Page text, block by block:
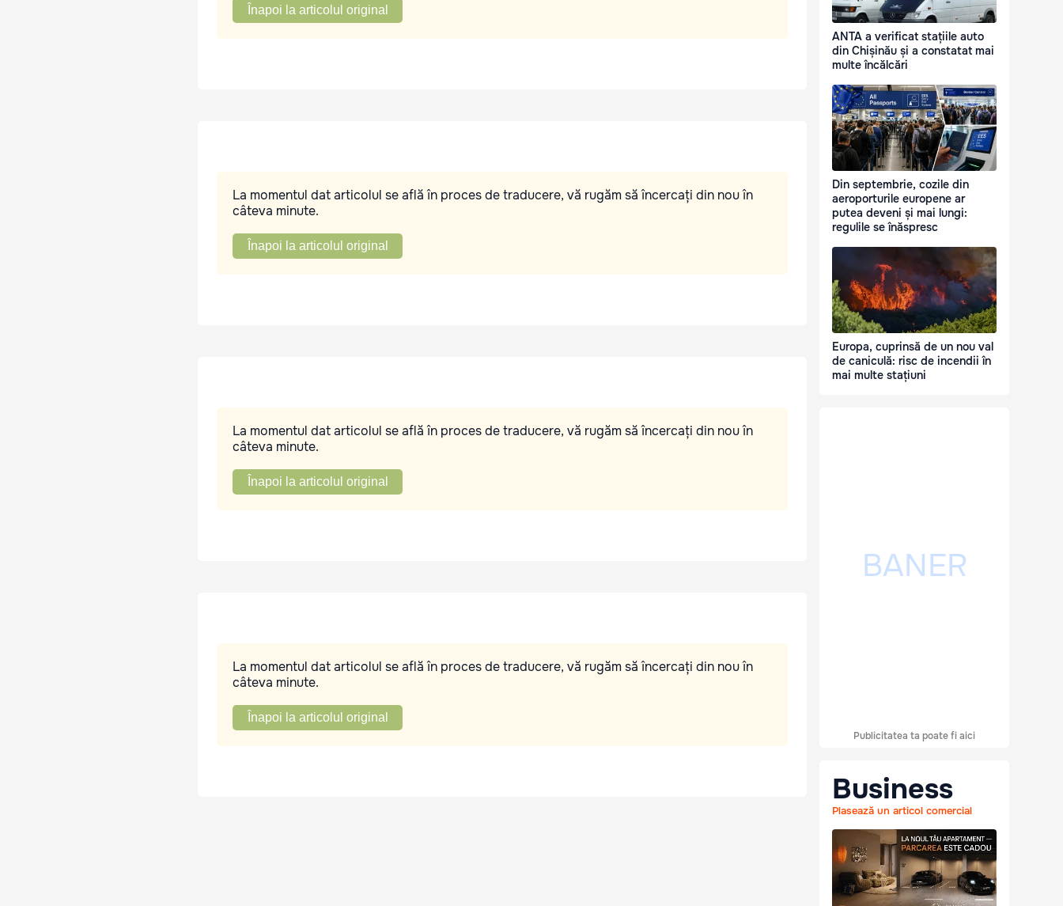
Înapoi la articolul original
La momentul dat articolul se află în proces de traducere, vă rugăm să încercați din nou în
câteva minute.
Înapoi la articolul original
La momentul dat articolul se află în proces de traducere, vă rugăm să încercați din nou în
câteva minute.
Înapoi la articolul original
La momentul dat articolul se află în proces de traducere, vă rugăm să încercați din nou în
câteva minute.
Înapoi la articolul original
ANTA a verificat stațiile auto
din Chișinău și a constatat mai
multe încălcări
Din septembrie, cozile din
aeroporturile europene ar
putea deveni și mai lungi:
regulile se înăspresc
Europa, cuprinsă de un nou val
de caniculă: risc de incendii în
mai multe stațiuni
Publicitatea ta poate fi aici
Business
Plasează un articol comercial